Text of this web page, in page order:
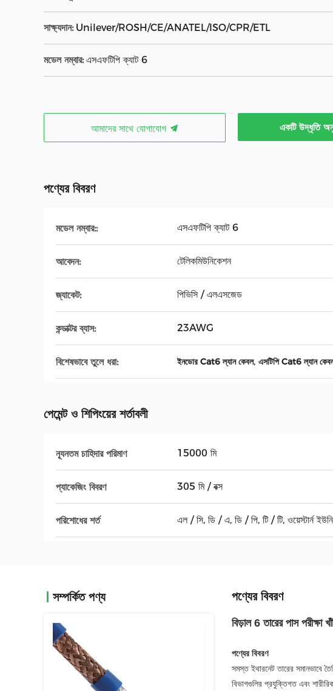
সাক্ষ্যদান: Unilever/ROSH/CE/ANATEL/ISO/CPR/ETL
মডেল নম্বার: এসএফটিপি ক্যাট 6
আমাদের সাথে যোগাযোগ একটি উদ্ধৃতি
পণ্যের বিবরণ
মডেল নম্বার:: এসএফটিপি ক্যাট 6
আবেদন: টেলিকমিউনিকেশন
জ্যাকেট: পিভিসি / এলএসজেড
কন্ডাক্টর ব্যাস: 23AWG
বিশেষভাবে তুলে ধরা: ইনডোর Cat6 ল্যান কেবল, এসটিপি Cat6 ল্যান
পেমেন্ট ও শিপিংয়ের শর্তাবলী
ন্যূনতম চাহিদার পরিমাণ 15000 মি
প্যাকেজিং বিবরণ 305 মি / বক্স
পরিশোধের শর্ত এল / সি, ডি / এ, ডি / পি, টি / টি, ওয়েস্টার্ন
সম্পর্কিত পণ্য পণ্যের বিবরণ
বিড়াল 6 তারের পাস
পণ্যের বিবরণ
সমস্ত ইথারনেট তারের সমানভাবে
বিভাগগুলির প্রযুক্তিগত এবং